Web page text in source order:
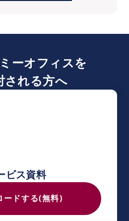
ーオフィスを
される方へ
ビス資料
ードする(無料)